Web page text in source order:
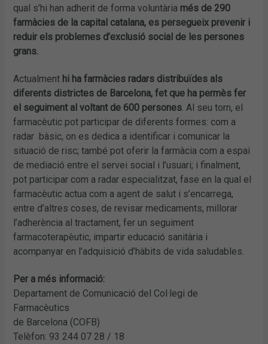
qual s’hi han adherit de forma voluntària més de 290
farmàcies de la capital catalana, es persegueix prevenir i
reduir els problemes d’exclusió social de les persones
grans.
Actualment hi ha farmàcies radars distribuïdes als
diferents districtes de Barcelona, fet que ha permès fer
el seguiment al voltant de 600 persones . Al seu torn, el
farmacèutic pot participar de diferents formes: com a
radar bàsic, on es dedica a identificar i comunicar la
situació de risc; també pot oferir la farmàcia com a espai
de mediació entre el servei social i l’usuari; i finalment,
pot participar com a radar especialitzat, fase en la qual el
farmacèutic actua com a agent de salut i s’encarrega,
entre d’altres coses, de revisar medicaments, millorar
l’adherència al tractament, fer un seguiment
farmacoterapèutic, impartir educació sanitària i
acompanyar en l’adquisició d’hàbits de vida saludables.
Per a més informació:
Departament de Comunicació del Col·legi de
Farmacèutics
de Barcelona (COFB)
Telèfon: 93 244 07 28 / 18